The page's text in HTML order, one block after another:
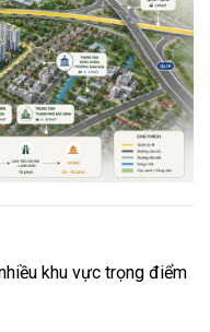
khu vực trọng điểm